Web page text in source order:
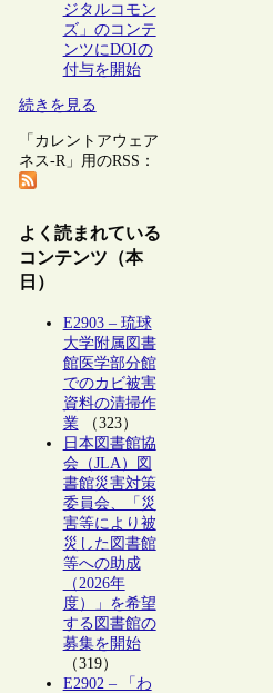
ジタルコモン
ズ」のコンテ
ンツにDOIの
付与を開始
続きを見る
「カレントアウェア
ネス-R」用のRSS：
よく読まれている
コンテンツ（本
日）
E2903 – 琉球
大学附属図書
館医学部分館
でのカビ被害
資料の清掃作
業（323）
日本図書館協
会（JLA）図
書館災害対策
委員会、「災
害等により被
災した図書館
等への助成
（2026年
度）」を希望
する図書館の
募集を開始
（319）
E2902 – 「わ